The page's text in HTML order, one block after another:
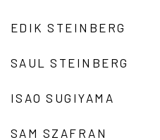
EDIK STEINBERG
SAUL STEINBERG
ISAO SUGIYAMA
SAM SZAFRAN